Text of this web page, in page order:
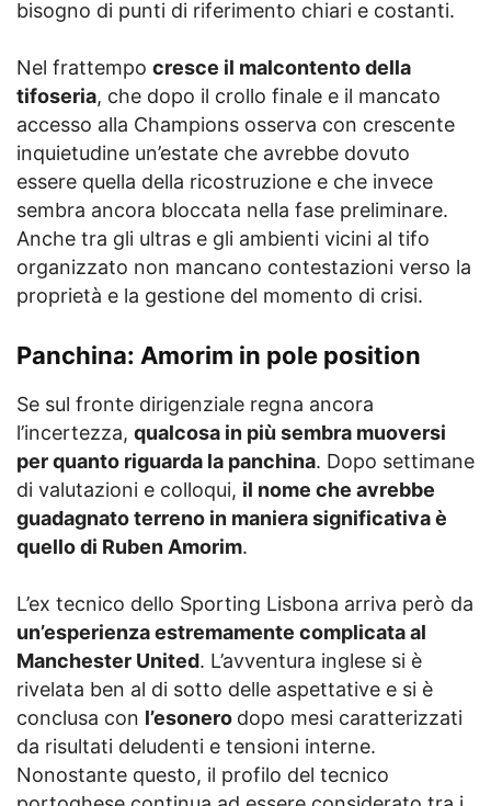
bisogno di punti di riferimento chiari e costanti.
Nel frattempo cresce il malcontento della
tifoseria, che dopo il crollo finale e il mancato
accesso alla Champions osserva con crescente
inquietudine un’estate che avrebbe dovuto
essere quella della ricostruzione e che invece
sembra ancora bloccata nella fase preliminare.
Anche tra gli ultras e gli ambienti vicini al tifo
organizzato non mancano contestazioni verso la
proprietà e la gestione del momento di crisi.
Panchina: Amorim in pole position
Se sul fronte dirigenziale regna ancora
l’incertezza, qualcosa in più sembra muoversi
per quanto riguarda la panchina. Dopo settimane
di valutazioni e colloqui, il nome che avrebbe
guadagnato terreno in maniera significativa è
quello di Ruben Amorim.
L’ex tecnico dello Sporting Lisbona arriva però da
un’esperienza estremamente complicata al
Manchester United. L’avventura inglese si è
rivelata ben al di sotto delle aspettative e si è
conclusa con l’esonero dopo mesi caratterizzati
da risultati deludenti e tensioni interne.
Nonostante questo, il profilo del tecnico